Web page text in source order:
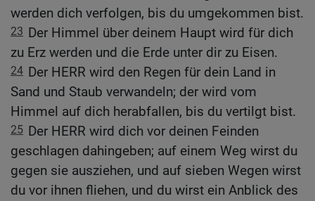
werden dich verfolgen, bis du umgekommen bist.
23 Der Himmel über deinem Haupt wird für dich
zu Erz werden und die Erde unter dir zu Eisen.
24 Der HERR wird den Regen für dein Land in
Sand und Staub verwandeln; der wird vom
Himmel auf dich herabfallen, bis du vertilgt bist.
25 Der HERR wird dich vor deinen Feinden
geschlagen dahingeben; auf einem Weg wirst du
gegen sie ausziehen, und auf sieben Wegen wirst
du vor ihnen fliehen, und du wirst ein Anblick des